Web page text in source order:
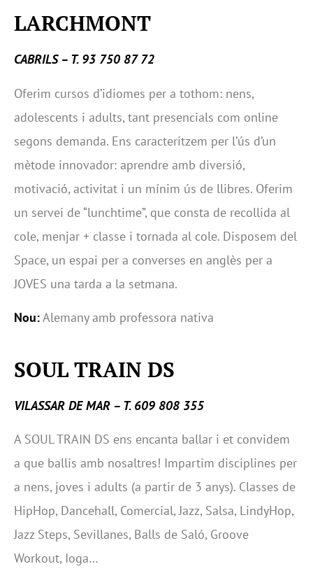
LARCHMONT
CABRILS – T. 93 750 87 72
Oferim cursos d’idiomes per a tothom: nens,
adolescents i adults, tant presencials com online
segons demanda. Ens caracteritzem per l’ús d’un
mètode innovador: aprendre amb diversió,
motivació, activitat i un mínim ús de llibres. Oferim
un servei de “lunchtime”, que consta de recollida al
cole, menjar + classe i tornada al cole. Disposem del
Space, un espai per a converses en anglès per a
JOVES una tarda a la setmana.
Nou:Alemany amb professora nativa
SOUL TRAIN DS
VILASSAR DE MAR – T. 609 808 355
A SOUL TRAIN DS ens encanta ballar i et convidem
a que ballis amb nosaltres! Impartim disciplines per
a nens, joves i adults (a partir de 3 anys). Classes de
HipHop, Dancehall, Comercial, Jazz, Salsa, LindyHop,
Jazz Steps, Sevillanes, Balls de Saló, Groove
Workout, Ioga…